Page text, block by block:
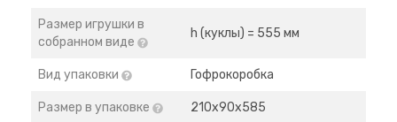
Размер игрушки в
собранном виде
h (куклы) = 555 мм
Вид упаковки Гофрокоробка
Размер в упаковке 210x90x585